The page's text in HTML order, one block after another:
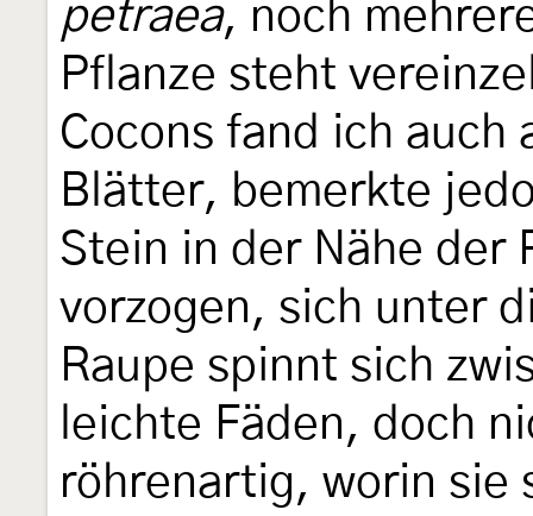
petraea, noch
Pflanze steht
Cocons fand ich
Blätter, bemerkte
Stein in der Nähe der
vorzogen, sich unter
Raupe spinnt sich
leichte Fäden, doch
röhrenartig, worin sie